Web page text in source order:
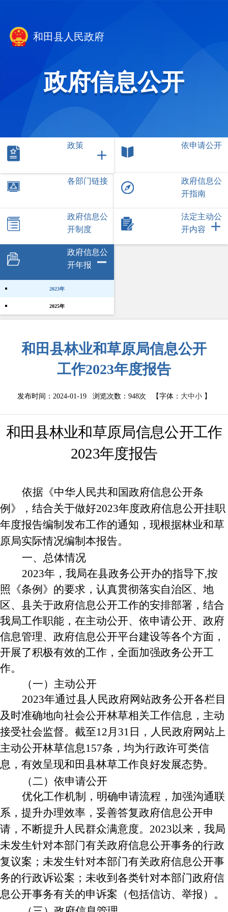
和田县人民政府
政府信息公开
政策 依申请公开
各部门链接
政府信息公
开指南
政府信息公
开制度
法定主动公
开内容
政府信息公
开年报
2023年
2025年
和田县林业和草原局信息公开
工作2023年度报告
发布时间：2024-01-19 浏览次数： 948次 【字体： 大中小】
和田县林业和草原局信息公开工作
2023年度报告
依据《中华人民共和国政府信息公开条
例》，结合关于做好2023年度政府信息公开挂职
年度报告编制发布工作的通知，现根据林业和草
原局实际情况编制本报告。
一、总体情况
2023年，我局在县政务公开办的指导下,按
照《条例》的要求，认真贯彻落实自治区、地
区、县关于政府信息公开工作的安排部署，结合
我局工作职能，在主动公开、依申请公开、政府
信息管理、政府信息公开平台建设等各个方面，
开展了积极有效的工作，全面加强政务公开工
作。
（一）主动公开
2023年通过县人民政府网站政务公开各栏目
及时准确地向社会公开林草相关工作信息，主动
接受社会监督。截至12月 31 日，人民政府网站上
主动公开林草信息157条，均为行政许可类信
息，有效呈现和田县林草工作良好发展态势。
（二）依申请公开
优化工作机制，明确申请流程，加强沟通联
系，提升办理效率，妥善答复政府信息公开申
请，不断提升人民群众满意度。 2023以来，我局
未发生针对本部门有关政府信息公开事务的行政
复议案；未发生针对本部门有关政府信息公开事
务的行政诉讼案；未收到各类针对本部门政府信
息公开事务有关的申诉案（包括信访、举报）。